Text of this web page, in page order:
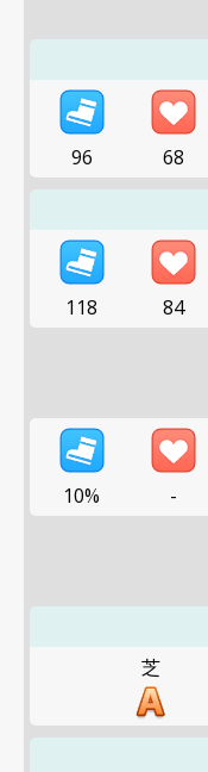
96 68
118 84
10% -
芝